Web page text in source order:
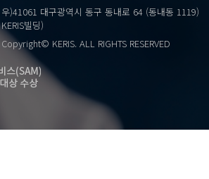
우)41061 대구광역시 동구 동내로 64 (동내동 1119)
KERIS빌딩)
Copyright© KERIS. ALL RIGHTS RESERVED